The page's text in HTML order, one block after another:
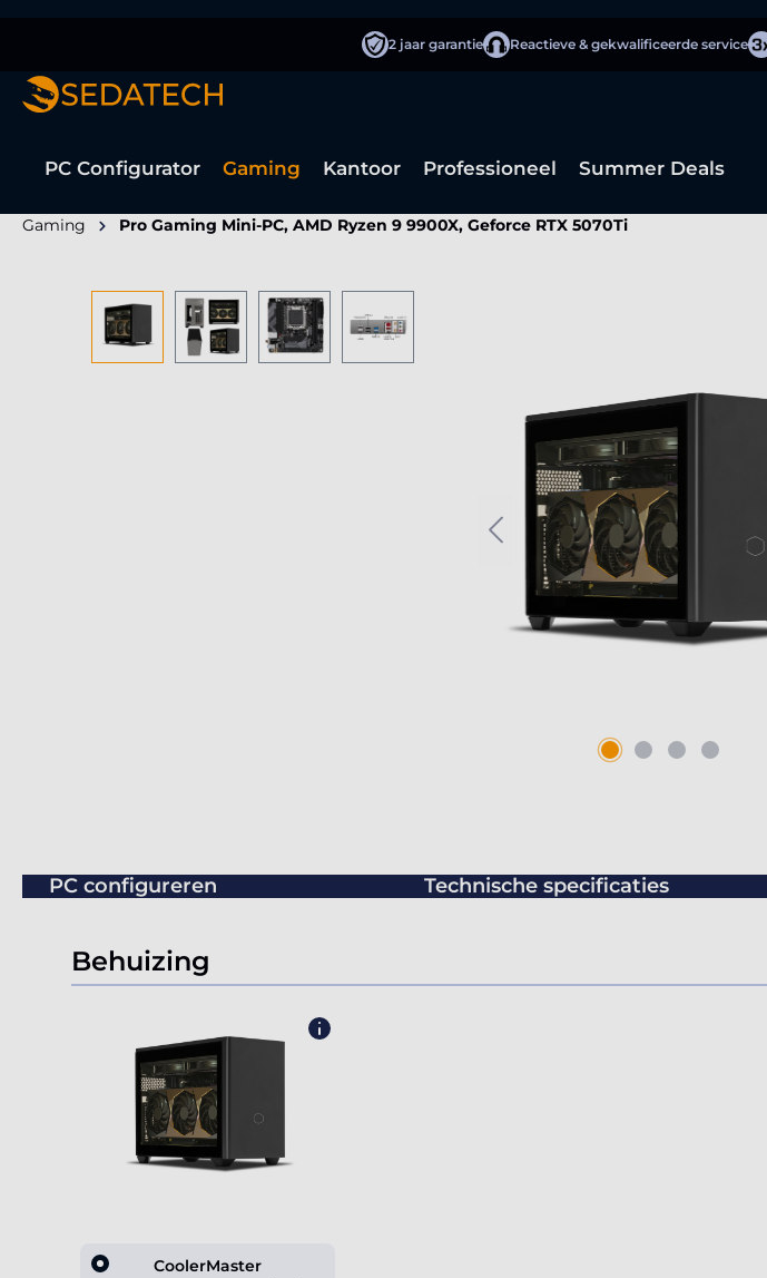
2 jaar garantie Reactieve & gekwalificeerde service
PC Configurator Gaming Kantoor Professioneel Summer Deals
Gaming Pro Gaming Mini-PC, AMD Ryzen 9 9900X, Geforce RTX 5070Ti
Afbeeldingengalerij overslaan
PC configureren Technische specificaties
Behuizing
CoolerMaster